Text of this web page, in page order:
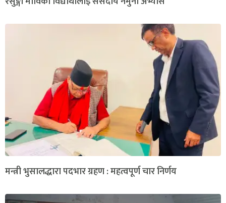
मन्त्री भुसालद्धारा पदभार ग्रहण : महत्वपूर्ण चार निर्णय